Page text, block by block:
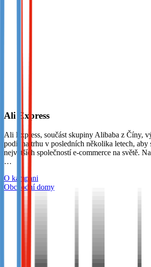
Ali Express
Ali Express, součást skupiny Alibaba z Číny,
podíl na trhu v posledních několika letech, aby
největších společností e-commerce na světě.
…
O kampani
Obchodní domy